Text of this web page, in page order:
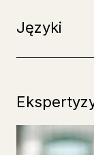
Języki